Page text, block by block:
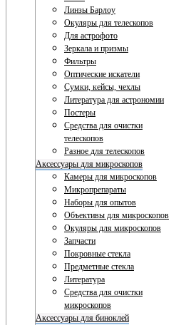
Линзы Барлоу
Окуляры для телескопов
Для астрофото
Зеркала и призмы
Фильтры
Оптические искатели
Сумки, кейсы, чехлы
Литература для астрономии
Постеры
Средства для очистки
телескопов
Разное для телескопов
Аксессуары для микроскопов
Камеры для микроскопов
Микропрепараты
Наборы для опытов
Объективы для микроскопов
Окуляры для микроскопов
Запчасти
Покровные стекла
Предметные стекла
Литература
Средства для очистки
микроскопов
Аксессуары для биноклей